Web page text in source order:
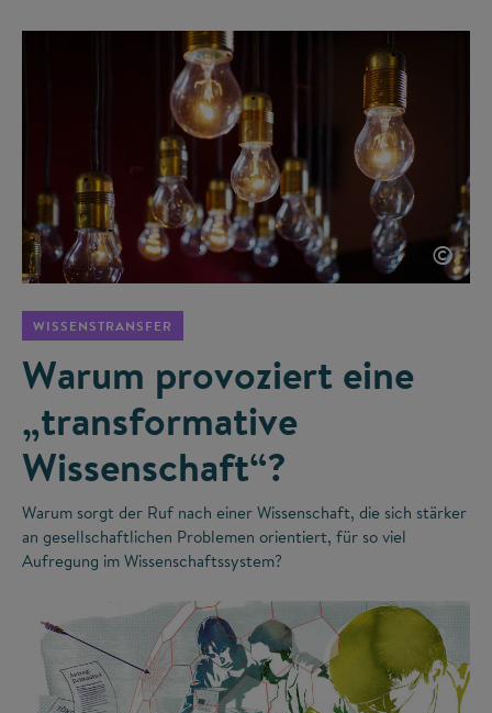
©
WISSENSTRANSFER
Warum provoziert eine
„transformative
Wissenschaft“?
Warum sorgt der Ruf nach einer Wissenschaft, die sich stärker
an gesellschaftlichen Problemen orientiert, für so viel
Aufregung im Wissenschaftssystem?